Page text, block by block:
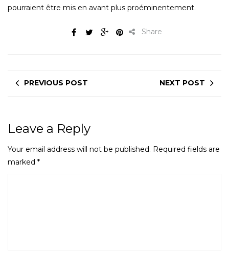
pourraient être mis en avant plus proéminentement.
Share
PREVIOUS POST NEXT POST
Leave a Reply
Your email address will not be published. Required fields are
marked *